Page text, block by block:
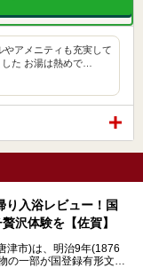
やアメニティも充実して
た お湯は熱めで…
り入浴レビュー！国
沢体験を【佐賀】
津市)は、明治9年(1876
一部が国登録有形文化